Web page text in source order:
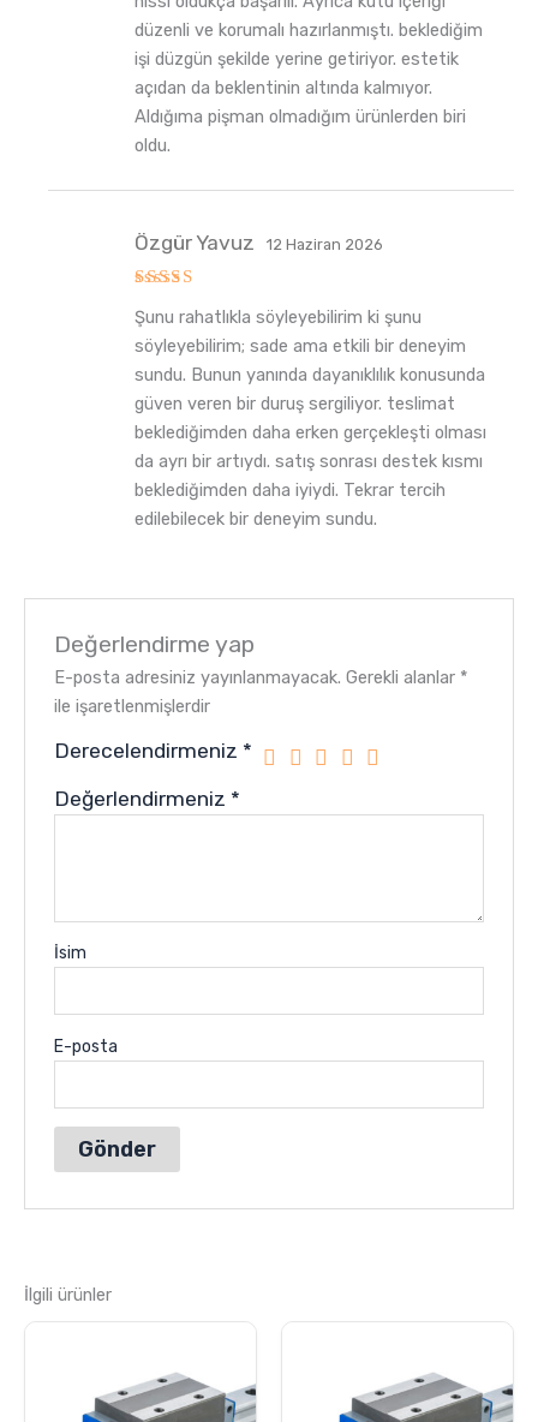
düzenli ve korumalı hazırlanmıştı. beklediğim
işi düzgün şekilde yerine getiriyor. estetik
açıdan da beklentinin altında kalmıyor.
Aldığıma pişman olmadığım ürünlerden biri
oldu.
üzerinden
oy aldı
Özgür Yavuz 12 Haziran 2026
Şunu rahatlıkla söyleyebilirim ki şunu
söyleyebilirim; sade ama etkili bir deneyim
sundu. Bunun yanında dayanıklılık konusunda
güven veren bir duruş sergiliyor. teslimat
beklediğimden daha erken gerçekleşti olması
da ayrı bir artıydı. satış sonrası destek kısmı
beklediğimden daha iyiydi. Tekrar tercih
edilebilecek bir deneyim sundu.
Değerlendirme yap
E-posta adresiniz yayınlanmayacak. Gerekli alanlar *
ile işaretlenmişlerdir
Derecelendirmeniz *
Değerlendirmeniz *
İsim
E-posta
İlgili ürünler